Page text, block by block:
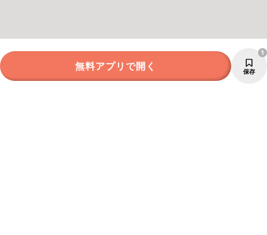
無料アプリで開く 保存
1